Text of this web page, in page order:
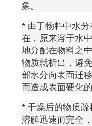
象。
* 由于物料中水
在，原来溶于水
地分配在物料之
物质就析出，避
部水分向表面迁
而造成表面硬化的
* 干燥后的物质
溶解迅速而完全